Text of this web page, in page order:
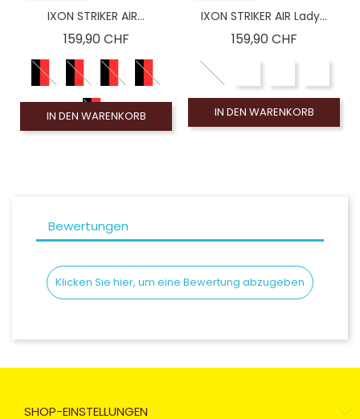
IXON STRIKER AIR...
159,90 CHFPreis
IN DEN WARENKORB
IXON STRIKER AIR Lady...
159,90 CHFPreis
IN DEN WARENKORB
Bewertungen
Klicken Sie hier, um eine Bewertung abzugeben
SHOP-EINSTELLUNGEN